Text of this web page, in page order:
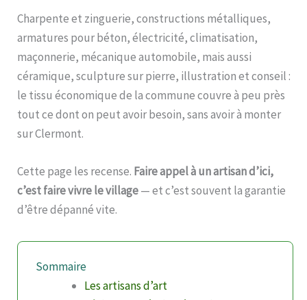
Charpente et zinguerie, constructions métalliques,
armatures pour béton, électricité, climatisation,
maçonnerie, mécanique automobile, mais aussi
céramique, sculpture sur pierre, illustration et conseil :
le tissu économique de la commune couvre à peu près
tout ce dont on peut avoir besoin, sans avoir à monter
sur Clermont.
Cette page les recense. Faire appel à un artisan d’ici,
c’est faire vivre le village— et c’est souvent la garantie
d’être dépanné vite.
Sommaire
Les artisans d’art